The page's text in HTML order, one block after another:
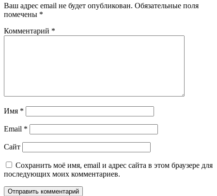
Ваш адрес email не будет опубликован. Обязательные поля
помечены *
Комментарий *
Имя *
Email *
Сайт
Сохранить моё имя, email и адрес сайта в этом браузере для
последующих моих комментариев.